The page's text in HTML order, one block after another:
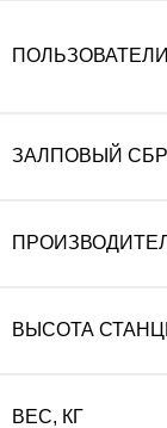
ПОЛЬЗОВАТЕЛИ
ЗАЛПОВЫЙ
ВЫСОТА
ВЕС, КГ